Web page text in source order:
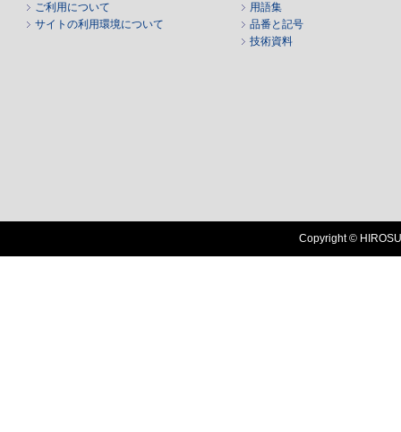
ご利用について
サイトの利用環境について
用語集
品番と記号
技術資料
Copyright ©